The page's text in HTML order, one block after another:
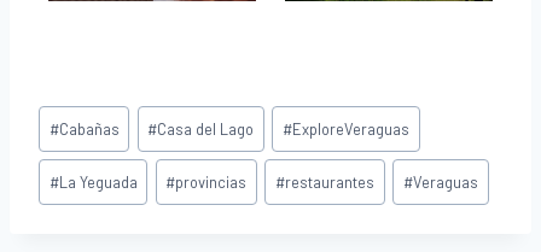
#Cabañas #Casa del Lago #ExploreVeraguas
#La Yeguada #provincias #restaurantes #Veraguas